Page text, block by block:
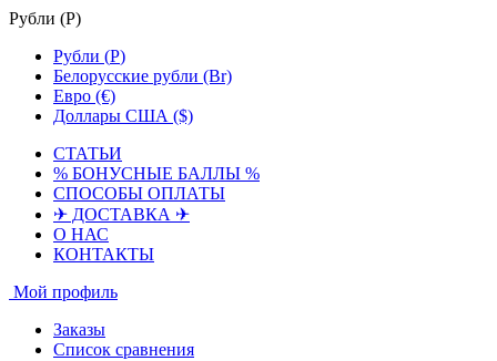
Рубли (Р)
Рубли (Р)
Белорусские рубли (Br)
Евро (€)
Доллары США ($)
СТАТЬИ
% БОНУСНЫЕ БАЛЛЫ %
СПОСОБЫ ОПЛАТЫ
✈ ДОСТАВКА ✈
О НАС
КОНТАКТЫ
Мой профиль
Заказы
Список сравнения